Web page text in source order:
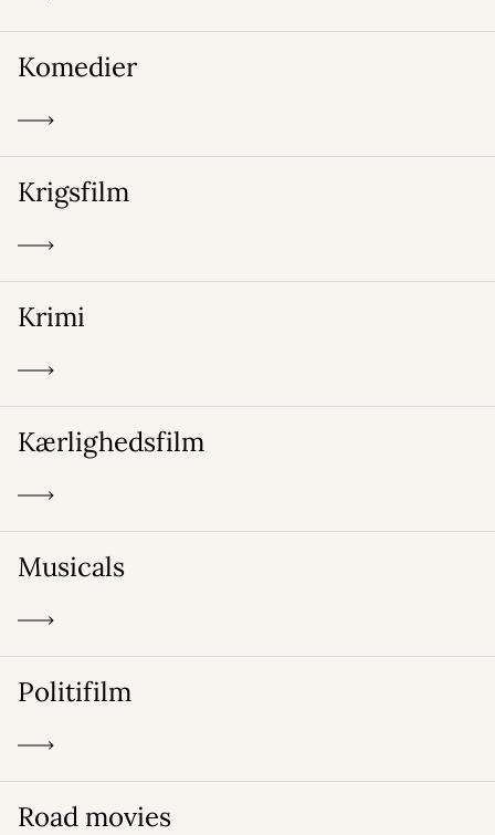
Komedier
Krigsfilm
Krimi
Kærlighedsfilm
Musicals
Politifilm
Road movies